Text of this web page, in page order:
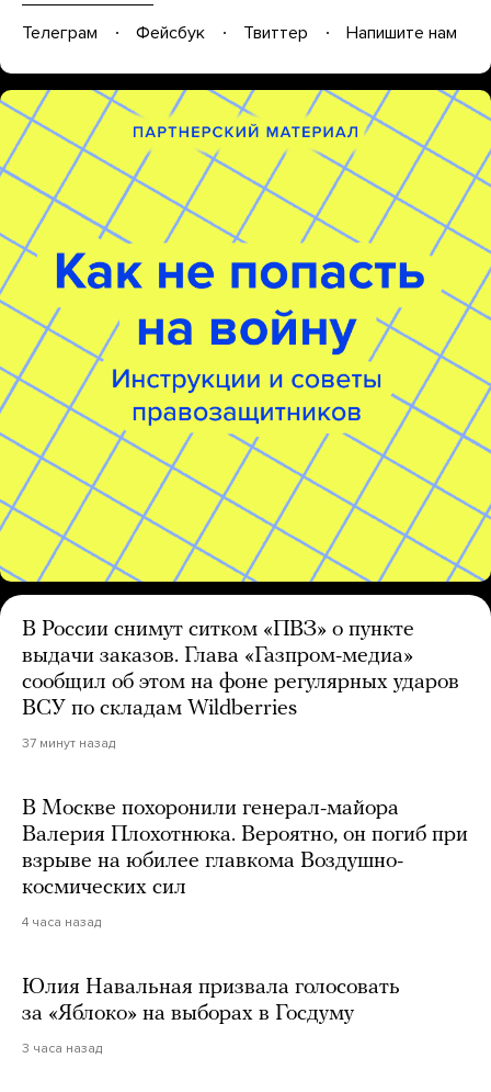
Телеграм Фейсбук Твиттер Напишите нам
В России снимут ситком «ПВЗ» о пункте
выдачи заказов. Глава «Газпром-медиа»
сообщил об этом на фоне регулярных ударов
ВСУ по складам Wildberries
37 минут назад
В Москве похоронили генерал-майора
Валерия Плохотнюка. Вероятно, он погиб при
взрыве на юбилее главкома Воздушно-
космических сил
4 часа назад
Юлия Навальная призвала голосовать
за «Яблоко» на выборах в Госдуму
3 часа назад